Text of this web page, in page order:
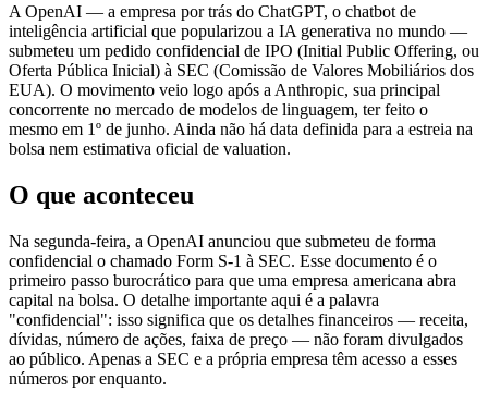
A OpenAI — a empresa por trás do ChatGPT, o chatbot de
inteligência artificial que popularizou a IA generativa no mundo —
submeteu um pedido confidencial de IPO (Initial Public Offering, ou
Oferta Pública Inicial) à SEC (Comissão de Valores Mobiliários dos
EUA). O movimento veio logo após a Anthropic, sua principal
concorrente no mercado de modelos de linguagem, ter feito o
mesmo em 1º de junho. Ainda não há data definida para a estreia na
bolsa nem estimativa oficial de valuation.
O que aconteceu
Na segunda-feira, a OpenAI anunciou que submeteu de forma
confidencial o chamado Form S-1 à SEC. Esse documento é o
primeiro passo burocrático para que uma empresa americana abra
capital na bolsa. O detalhe importante aqui é a palavra
"confidencial": isso significa que os detalhes financeiros — receita,
dívidas, número de ações, faixa de preço — não foram divulgados
ao público. Apenas a SEC e a própria empresa têm acesso a esses
números por enquanto.